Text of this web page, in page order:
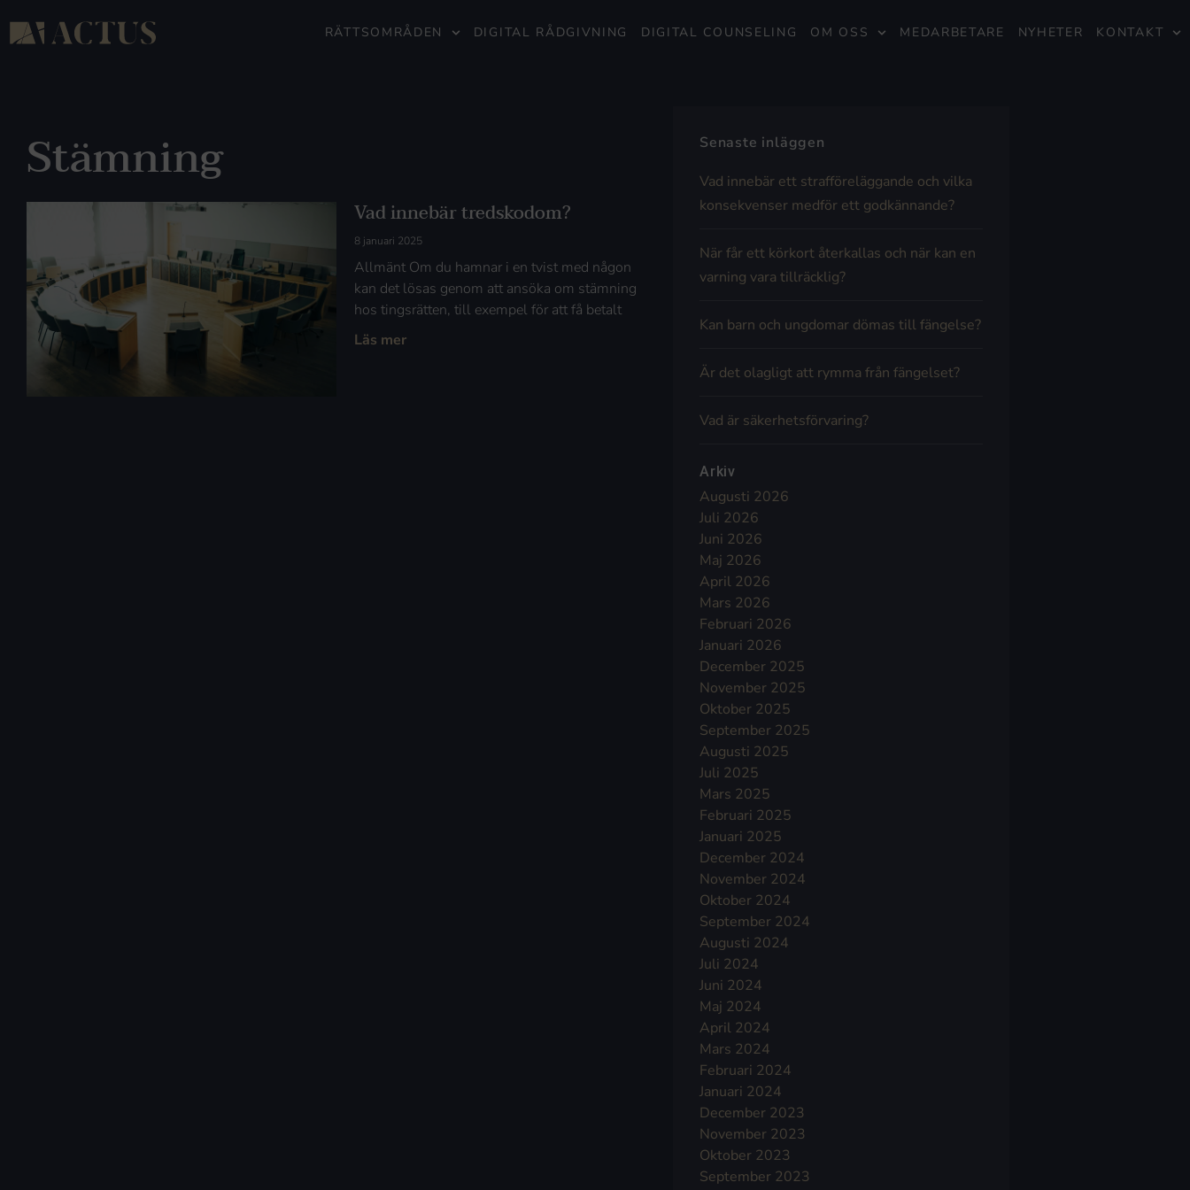
RÄTTSOMRÅDEN DIGITAL RÅDGIVNING DIGITAL COUNSELING OM OSS MEDARBETARE NYHETER KONTAKT
Stämning
Vad innebär tredskodom?
8 januari 2025
Allmänt Om du hamnar i en tvist med någon
kan det lösas genom att ansöka om stämning
hos tingsrätten, till exempel för att få betalt
Läs mer
Senaste inläggen
Vad innebär ett strafföreläggande och vilka
konsekvenser medför ett godkännande?
När får ett körkort återkallas och när kan en
varning vara tillräcklig?
Kan barn och ungdomar dömas till fängelse?
Är det olagligt att rymma från fängelset?
Vad är säkerhetsförvaring?
Arkiv
Augusti 2026
Juli 2026
Juni 2026
Maj 2026
April 2026
Mars 2026
Februari 2026
Januari 2026
December 2025
November 2025
Oktober 2025
September 2025
Augusti 2025
Juli 2025
Mars 2025
Februari 2025
Januari 2025
December 2024
November 2024
Oktober 2024
September 2024
Augusti 2024
Juli 2024
Juni 2024
Maj 2024
April 2024
Mars 2024
Februari 2024
Januari 2024
December 2023
November 2023
Oktober 2023
September 2023